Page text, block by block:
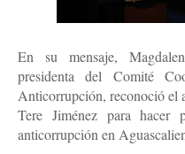
En su mensaje,
presidenta del Comité
Anticorrupción, reconoció el
Tere Jiménez para hacer
anticorrupción en